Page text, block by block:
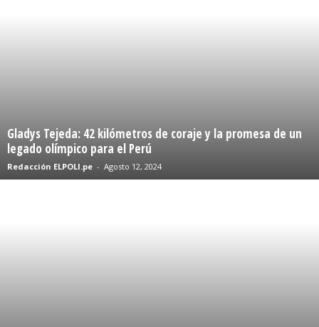
Gladys Tejeda: 42 kilómetros de coraje y la promesa de un
legado olímpico para el Perú
Redacción ELPOLI.pe - Agosto 12, 2024